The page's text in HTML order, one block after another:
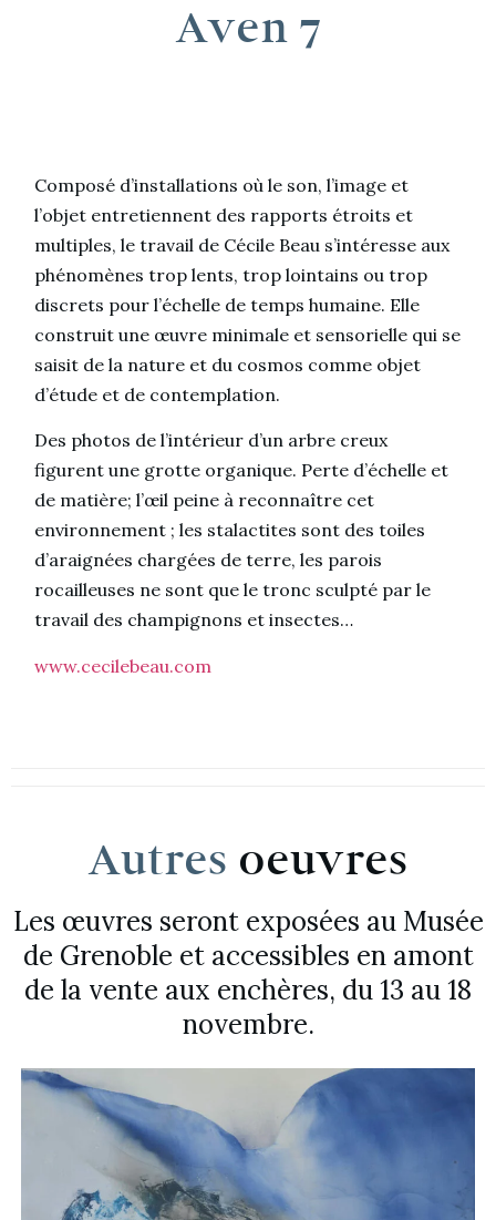
Aven 7
Composé d’installations où le son, l’image et
l’objet entretiennent des rapports étroits et
multiples, le travail de Cécile Beau s’intéresse aux
phénomènes trop lents, trop lointains ou trop
discrets pour l’échelle de temps humaine. Elle
construit une œuvre minimale et sensorielle qui se
saisit de la nature et du cosmos comme objet
d’étude et de contemplation.
Des photos de l’intérieur d’un arbre creux
figurent une grotte organique. Perte d’échelle et
de matière; l’œil peine à reconnaître cet
environnement ; les stalactites sont des toiles
d’araignées chargées de terre, les parois
rocailleuses ne sont que le tronc sculpté par le
travail des champignons et insectes…
www.cecilebeau.com
Autres oeuvres
Les œuvres seront exposées au Musée
de Grenoble et accessibles en amont
de la vente aux enchères, du 13 au 18
novembre.